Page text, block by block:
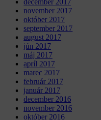
december 2017
november 2017
október 2017
september 2017
august 2017
jún 2017
máj 2017
apríl 2017
marec 2017
február 2017
január 2017
december 2016
november 2016
október 2016